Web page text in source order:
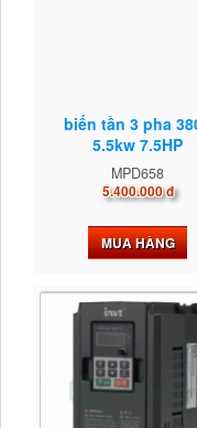
biến tần 3 pha
5.5kw 7.5HP
MPD658
5.400.000 đ
MUA HÀNG